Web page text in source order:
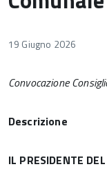
19 Giugno 2026
Convocazione
Descrizione
IL PRESIDENTE